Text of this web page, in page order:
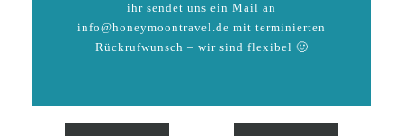
ihr sendet uns ein Mail an
info@honeymoontravel.de mit terminierten
Rückrufwunsch – wir sind flexibel 🙂